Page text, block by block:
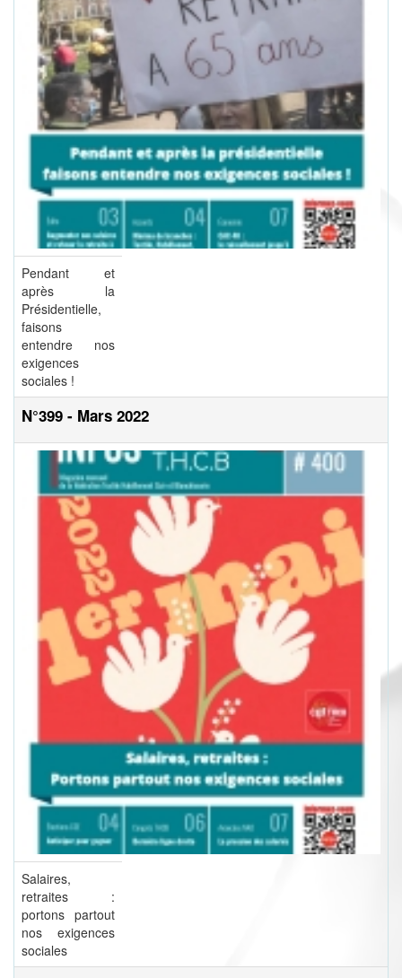
Pendant et
après la
Présidentielle,
faisons
entendre nos
exigences
sociales !
N°399 - Mars 2022
Salaires,
retraites :
portons partout
nos exigences
sociales